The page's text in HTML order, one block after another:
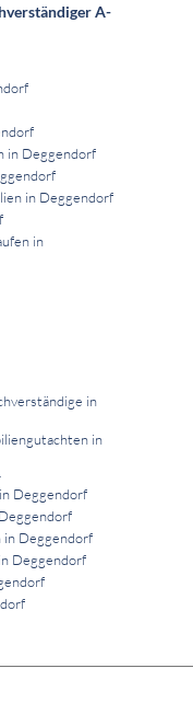
A-
in Deggendorf
in Deggendorf
in
in
in
Deggendorf
in Deggendorf
Deggendorf